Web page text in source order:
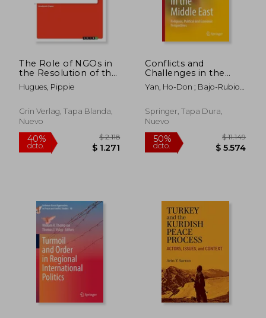
dcto. $ 1.271 dcto.
The Role of NGOs in
the Resolution of the
Anglophone Conflict
from 2016 to 2021 (en
Hugues, Pippie
Grin Verlag, Tapa Blanda,
Nuevo
Conflicts and
Challenges in the
Middle East: Religious,
Political and
Perspectives (en
Inglés)
Yan, Ho-Don ; Bajo-Rubio,
Springer, Tapa Dura,
Nuevo